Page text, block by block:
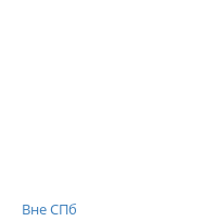
Вне СПб